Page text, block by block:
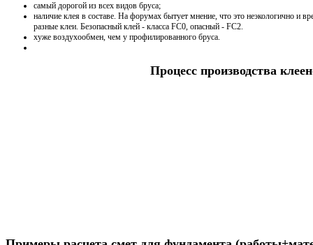
самый дорогой из всех видов бруса;
наличие клея в составе. На форумах бытует мнение, что это неэкологично и
разные клеи. Безопасный клей - класса FC0, опасный - FC2.
хуже воздухообмен, чем у профилированного бруса.
Процесс производства